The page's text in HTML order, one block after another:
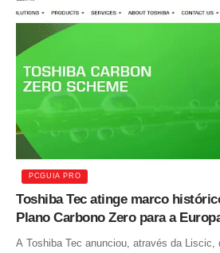
PCGUIA PRO
Toshiba Tec atinge marco
Plano Carbono Zero para a
A Toshiba Tec anunciou, através da Liscic,